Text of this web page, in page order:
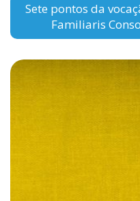
Sete pontos da
Familiaris